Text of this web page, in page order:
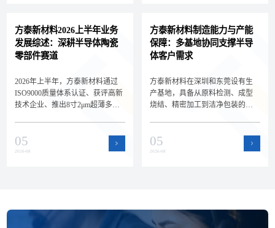
方泰新材料2026上半年业务
发展综述：深耕半导体陶瓷
零部件赛道
2026年上半年，方泰新材料通过
ISO9000质量体系认证、获评高新
技术企业、推出8寸2μm超薄多孔
公司在品质、技术和产品方面的
进展。
05
2026-08
方泰新材料制造能力与产能
保障：多基地协同支撑半导
体客户需求
方泰新材料在深圳和东莞设有生
产基地，具备从原料检测、成型
烧结、精密加工到洁净包装的全
能力，为半导体设备客户的批量
订单和紧急需求提供支持。
05
2026-08